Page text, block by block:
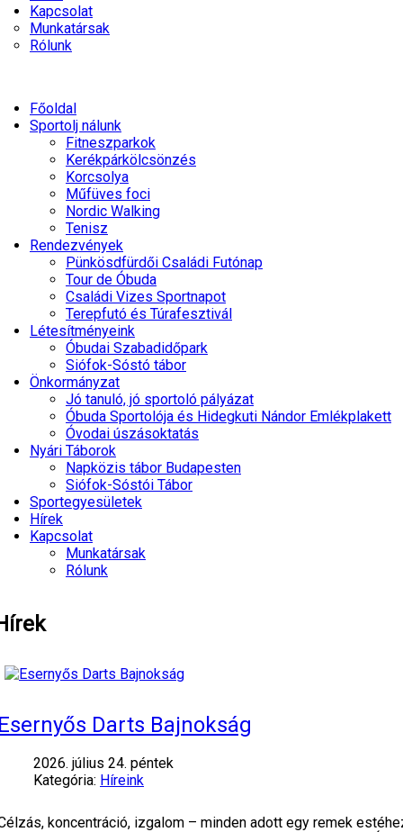
Kapcsolat
Munkatársak
Rólunk
Főoldal
Sportolj nálunk
Fitneszparkok
Kerékpárkölcsönzés
Korcsolya
Műfüves foci
Nordic Walking
Tenisz
Rendezvények
Pünkösdfürdői Családi Futónap
Tour de Óbuda
Családi Vizes Sportnapot
Terepfutó és Túrafesztivál
Létesítményeink
Óbudai Szabadidőpark
Siófok-Sóstó tábor
Önkormányzat
Jó tanuló, jó sportoló pályázat
Óbuda Sportolója és Hidegkuti Nándor Emlékplakett
Óvodai úszásoktatás
Nyári Táborok
Napközis tábor Budapesten
Siófok-Sóstói Tábor
Sportegyesületek
Hírek
Kapcsolat
Munkatársak
Rólunk
Darts Bajnokság
2026. július 24. péntek
Kategória: Híreink
koncentráció, izgalom – minden adott egy remek